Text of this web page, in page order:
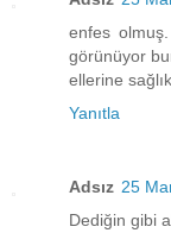
enfes
görünüyor
ellerine sağlık
Yanıtla
Adsız 25
Dediğin gibi